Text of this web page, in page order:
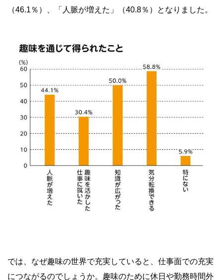
（46.1％）、「人脈が増えた」（40.8％）となりました。
では、なぜ趣味の世界で充実していると、仕事面での充実
につながるのでしょうか。趣味のために休日や勤務時間外